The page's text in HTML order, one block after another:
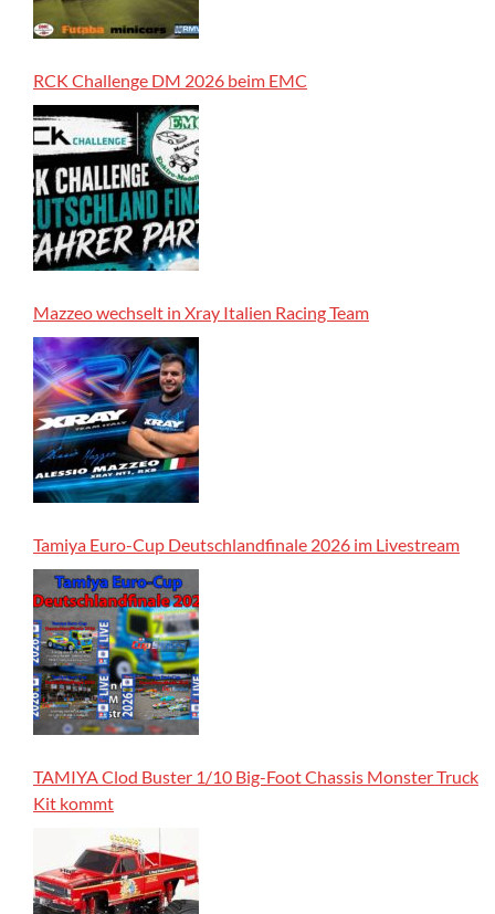
RCK Challenge DM 2026 beim EMC
Mazzeo wechselt in Xray Italien Racing Team
Tamiya Euro-Cup Deutschlandfinale 2026 im Livestream
TAMIYA Clod Buster 1/10 Big-Foot Chassis Monster Truck
Kit kommt